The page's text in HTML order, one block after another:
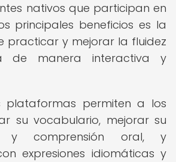
nativos que participan en
principales beneficios es la
practicar y mejorar la fluidez
de manera interactiva y
plataformas permiten a los
su vocabulario, mejorar su
y comprensión oral, y
expresiones idiomáticas y